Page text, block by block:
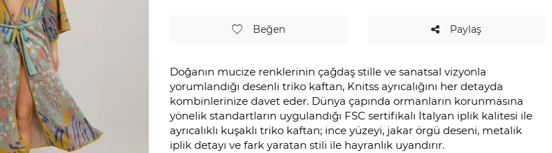
Beğen Paylaş
Doğanın mucize renklerinin çağdaş stille ve sanatsal vizyonla
yorumlandığı desenli triko kaftan, Knitss ayrıcalığını her detayda
kombinlerinize davet eder. Dünya çapında ormanların korunmasına
yönelik standartların uygulandığı FSC sertifikalı İtalyan iplik kalitesi ile
ayrıcalıklı kuşaklı triko kaftan; ince yüzeyi, jakar örgü deseni, metalik
iplik detayı ve fark yaratan stili ile hayranlık uyandırır.